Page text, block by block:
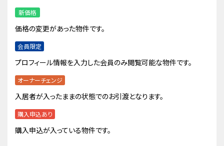
新価格
価格の変更があった物件です。
会員限定
プロフィール情報を入力した会員のみ閲覧可能な物件です。
オーナーチェンジ
入居者が入ったままの状態でのお引渡となります。
購入申込あり
購入申込が入っている物件です。